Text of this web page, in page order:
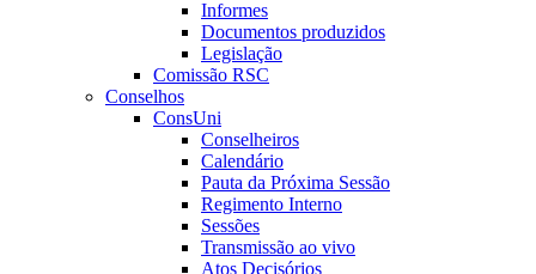
Informes
Documentos produzidos
Legislação
Comissão RSC
Conselhos
ConsUni
Conselheiros
Calendário
Pauta da Próxima Sessão
Regimento Interno
Sessões
Transmissão ao vivo
Atos Decisórios